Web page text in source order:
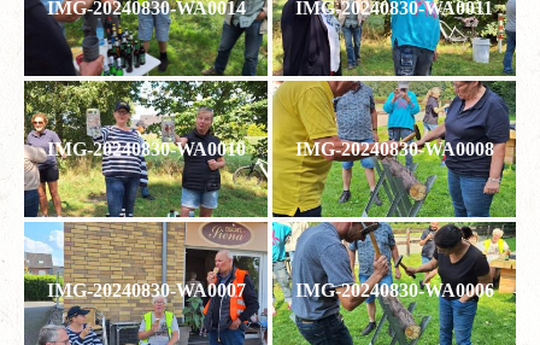
IMG-20240830-WA0014 IMG-20240830-WA0011
IMG-20240830-WA0010 IMG-20240830-WA0008
IMG-20240830-WA0007 IMG-20240830-WA0006